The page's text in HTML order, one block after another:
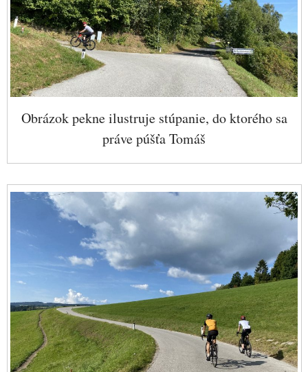
Obrázok pekne ilustruje stúpanie, do ktorého sa
práve púšťa Tomáš